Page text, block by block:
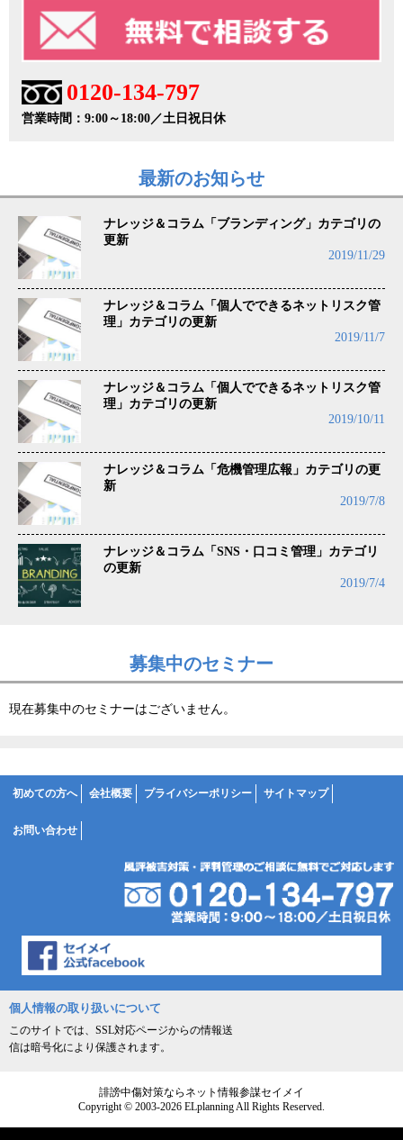
0120-134-797
営業時間：9:00～18:00／土日祝日休
最新のお知らせ
ナレッジ＆コラム「ブランディング」カテゴリの
更新
2019/11/29
ナレッジ＆コラム「個人でできるネットリスク管
理」カテゴリの更新
2019/11/7
ナレッジ＆コラム「個人でできるネットリスク管
理」カテゴリの更新
2019/10/11
ナレッジ＆コラム「危機管理広報」カテゴリの更
新
2019/7/8
ナレッジ＆コラム「SNS・口コミ管理」カテゴリ
の更新
2019/7/4
募集中のセミナー
現在募集中のセミナーはございません。
初めての方へ 会社概要 プライバシーポリシー サイトマップ
お問い合わせ
個人情報の取り扱いについて
このサイトでは、SSL対応ページからの情報送
信は暗号化により保護されます。
誹謗中傷対策ならネット情報参謀セイメイ
Copyright © 2003-2026 ELplanning All Rights Reserved.